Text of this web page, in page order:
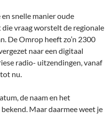
snelle manier oude
vraag worstelt de regionale
De Omrop heeft zo’n 2300
naar een digitaal
radio- uitzendingen, vanaf
nu.
de naam en het
Maar daarmee weet je